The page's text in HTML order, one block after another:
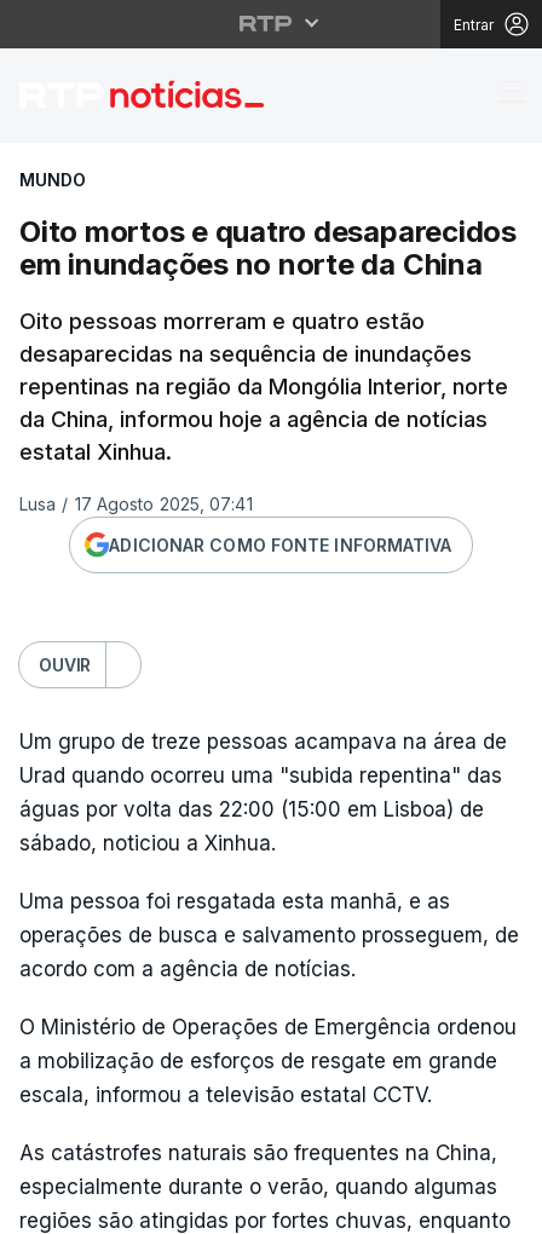
Entrar
Oito mortos e quatro
MUNDO
Oito mortos e quatro desaparecidos
em inundações no norte da China
Oito pessoas morreram e quatro estão
desaparecidas na sequência de inundações
repentinas na região da Mongólia Interior, norte
da China, informou hoje a agência de notícias
estatal Xinhua.
Lusa / 17 Agosto 2025, 07:41
ADICIONAR COMO FONTE INFORMATIVA
OUVIR
Um grupo de treze pessoas acampava na área de
Urad quando ocorreu uma "subida repentina" das
águas por volta das 22:00 (15:00 em Lisboa) de
sábado, noticiou a Xinhua.
Uma pessoa foi resgatada esta manhã, e as
operações de busca e salvamento prosseguem, de
acordo com a agência de notícias.
O Ministério de Operações de Emergência ordenou
a mobilização de esforços de resgate em grande
escala, informou a televisão estatal CCTV.
As catástrofes naturais são frequentes na China,
especialmente durante o verão, quando algumas
regiões são atingidas por fortes chuvas, enquanto